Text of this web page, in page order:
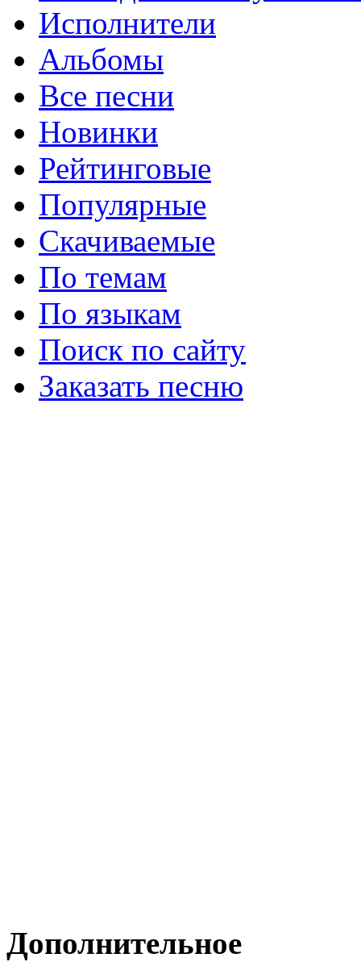
Исполнители
Альбомы
Все песни
Новинки
Рейтинговые
Популярные
Скачиваемые
По темам
По языкам
Поиск по сайту
Заказать песню
Дополнительное